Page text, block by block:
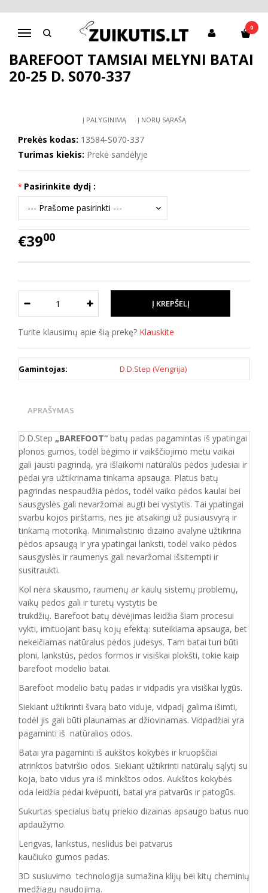
Navigacija
0
Pagrindinis Batai berniukui
D.D.Step batai berniukams
Barefoot tamsiai mėlyni batai 20-25 d. S070-337
BAREFOOT TAMSIAI MĖLYNI BATAI
20-25 D. S070-337
Į PALYGINIMĄ Į NORŲ SĄRAŠĄ
Prekės kodas: 13584-S070-337
Turimas kiekis: Prekė sandėlyje
Pasirinkite dydį :
€3900
Turite klausimų apie šią prekę? Klauskite
Gamintojas: D.D.Step (Vengrija)
APRAŠYMAS
D.D.Step „BAREFOOT“ batų padas pagamintas iš ypatingai
plonos gumos, todėl bėgimo ir vaikščiojimo metu vaikai
gali jausti pagrindą, yra išlaikomi natūralūs pėdos judesiai ir
pėdai yra užtikrinama tinkama apsauga. Platus batų
pagrindas nespaudžia pėdos, todėl vaiko pėdos kaulai bei
sausgyslės gali nevaržomai augti bei vystytis. Tai ypatingai
svarbu kojos pirštams, nes jie atsakingi už pusiausvyrą ir
tinkamą motoriką. Minimalistinio dizaino avalynė užtikrina
pėdos apsaugą ir yra ypatingai lanksti, todėl vaiko pėdos
sausgyslės ir raumenys gali nevaržomai išsitempti ir
susitraukti.
Kol nėra skausmo, raumenų ar kaulų sistemų problemų,
vaikų pėdos gali ir turėtų vystytis be
trukdžių. Barefoot batų dėvėjimas leidžia šiam procesui
vykti, imituojant basų kojų efektą: suteikiama apsauga, bet
nekeičiamas natūralus pėdos judesys. Tam batai turi būti
ploni, lankstūs, pėdos formos ir visiškai plokšti, tokie kaip
barefoot modelio batai.
Barefoot modelio batų padas ir vidpadis yra visiškai lygūs.
Siekiant užtikrinti švarą bato viduje, vidpadį galima išimti,
todėl jis gali būti plaunamas ar džiovinamas. Vidpadžiai yra
pagaminti iš natūralios odos.
Batai yra pagaminti iš aukštos kokybės ir kruopščiai
atrinktos batviršio odos. Siekiant užtikrinti natūralų sąlytį su
koja, bato vidus yra iš minkštos odos. Aukštos kokybės
oda leidžia pėdai kvėpuoti, batai yra patvarūs ir patogūs.
Sukurtas specialus batų priekio dizainas apsaugo batus nuo
apdaužymo.
Lengvas, lankstus, neslidus bei patvarus
kaučiuko gumos padas.
3D susiuvimo technologija sumažina klijų bei kitų cheminių
medžiagų naudojimą.